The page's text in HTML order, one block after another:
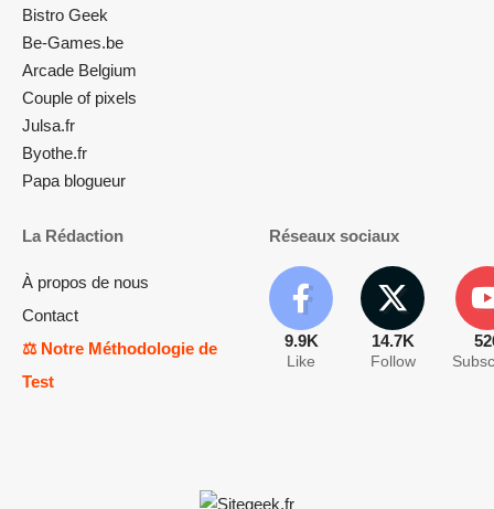
Bistro Geek
Be-Games.be
Arcade Belgium
Couple of pixels
Julsa.fr
Byothe.fr
Papa blogueur
La Rédaction
À propos de nous
Contact
⚖️ Notre Méthodologie de
Test
Réseaux sociaux
9.9K
Like
14.7K
Follow